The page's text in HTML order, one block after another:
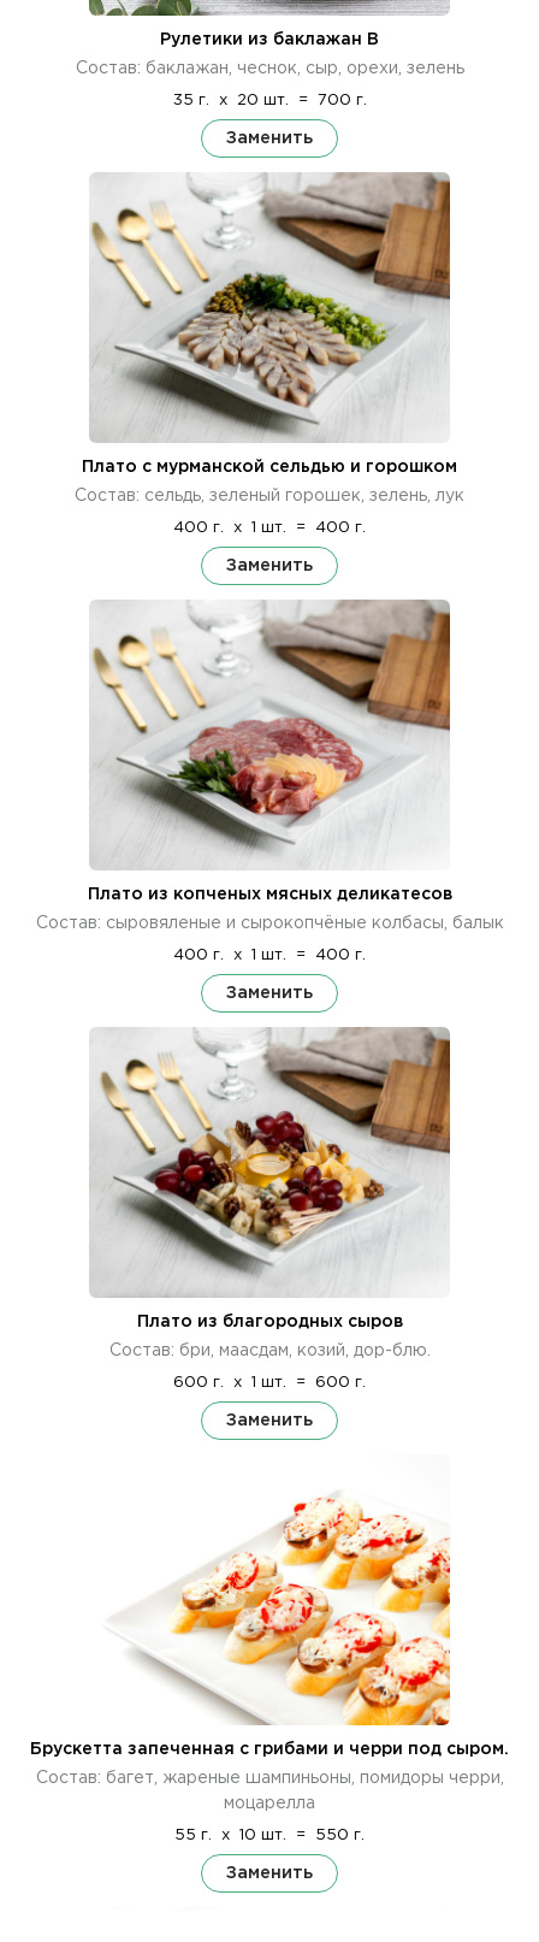
Рулетики из баклажан В
Состав: баклажан, чеснок, сыр, орехи, зелень
35 г. x 20 шт. = 700 г.
Заменить
Плато с мурманской сельдью и горошком
Состав: сельдь, зеленый горошек, зелень, лук
400 г. x 1 шт. = 400 г.
Заменить
Плато из копченых мясных деликатесов
Состав: сыровяленые и сырокопчёные колбасы, балык
400 г. x 1 шт. = 400 г.
Заменить
Плато из благородных сыров
Состав: бри, маасдам, козий, дор-блю.
600 г. x 1 шт. = 600 г.
Заменить
Брускетта запеченная с грибами и черри под сыром.
Состав: багет, жареные шампиньоны, помидоры черри,
моцарелла
55 г. x 10 шт. = 550 г.
Заменить